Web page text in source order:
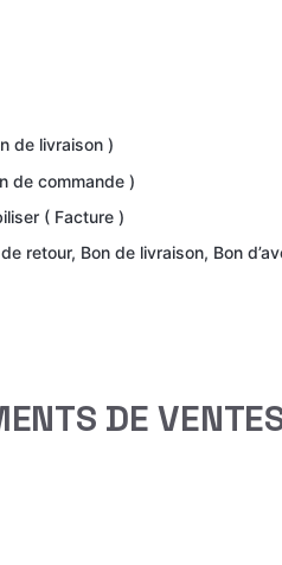
de livraison )
de commande )
( Facture )
retour, Bon de livraison, Bon
DE